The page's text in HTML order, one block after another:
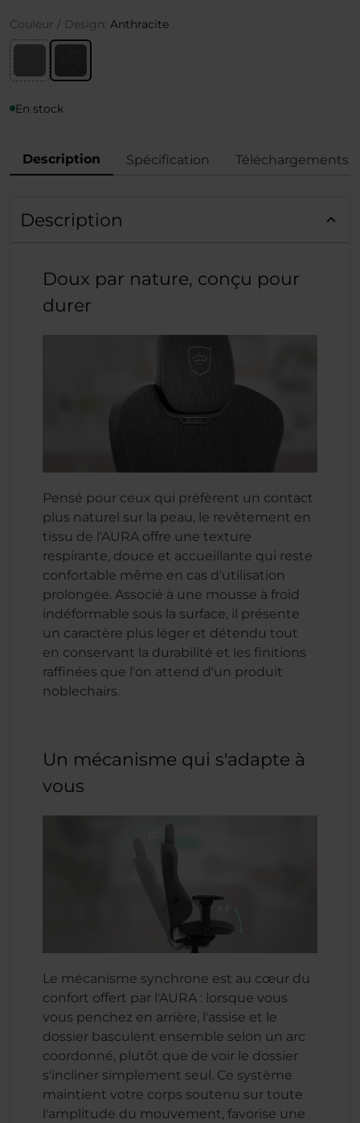
Couleur / Design: Anthracite
En stock
Description Spécification Téléchargements
Description
Doux par nature, conçu pour
durer
Pensé pour ceux qui préfèrent un contact
plus naturel sur la peau, le revêtement en
tissu de l'AURA offre une texture
respirante, douce et accueillante qui reste
confortable même en cas d'utilisation
prolongée. Associé à une mousse à froid
indéformable sous la surface, il présente
un caractère plus léger et détendu tout
en conservant la durabilité et les finitions
raffinées que l'on attend d'un produit
noblechairs.
Un mécanisme qui s'adapte à
vous
Le mécanisme synchrone est au cœur du
confort offert par l'AURA : lorsque vous
vous penchez en arrière, l'assise et le
dossier basculent ensemble selon un arc
coordonné, plutôt que de voir le dossier
s'incliner simplement seul. Ce système
maintient votre corps soutenu sur toute
l'amplitude du mouvement, favorise une